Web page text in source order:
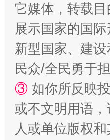
扯下公款旅游的“隐
它媒体，转载
展示国家的国
新型国家、建
民众/全民勇于
③ 如你所反映
或不文明用语
人或单位版权